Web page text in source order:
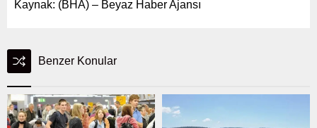
Kaynak: (BHA) – Beyaz Haber Ajansı
Benzer Konular